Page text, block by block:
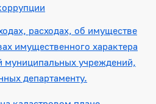
расходах, об имуществе
имущественного характера
муниципальных учреждений,
департаменту.